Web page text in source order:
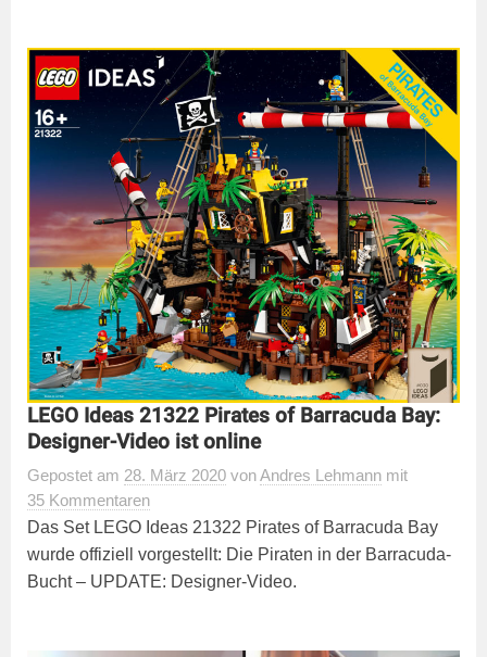
LEGO Ideas 21322 Pirates of Barracuda Bay:
Designer-Video ist online
Gepostet am 28. März 2020 vonAndres Lehmann mit
35 Kommentaren
Das Set LEGO Ideas 21322 Pirates of Barracuda Bay
wurde offiziell vorgestellt: Die Piraten in der Barracuda-
Bucht – UPDATE: Designer-Video.